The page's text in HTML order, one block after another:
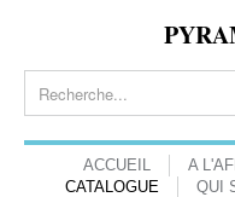
ACCUEIL A
CATALOGUE
QUI